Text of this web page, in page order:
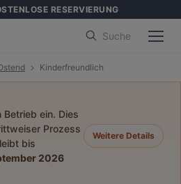
RESERVIERUNG
Suche
Kinderfreundlich
ein. Dies
Prozess
bis
2026
Weitere Details